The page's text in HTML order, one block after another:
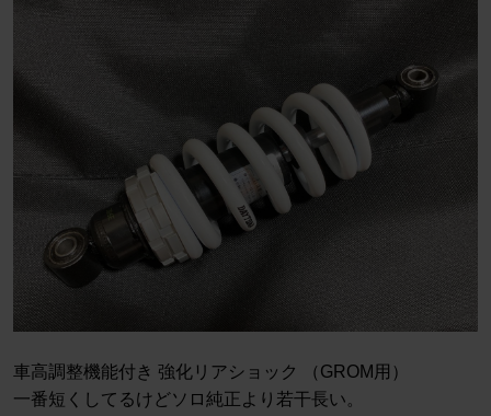
車高調整機能付き 強化リアショック （GROM用）
一番短くしてるけどソロ純正より若干長い。